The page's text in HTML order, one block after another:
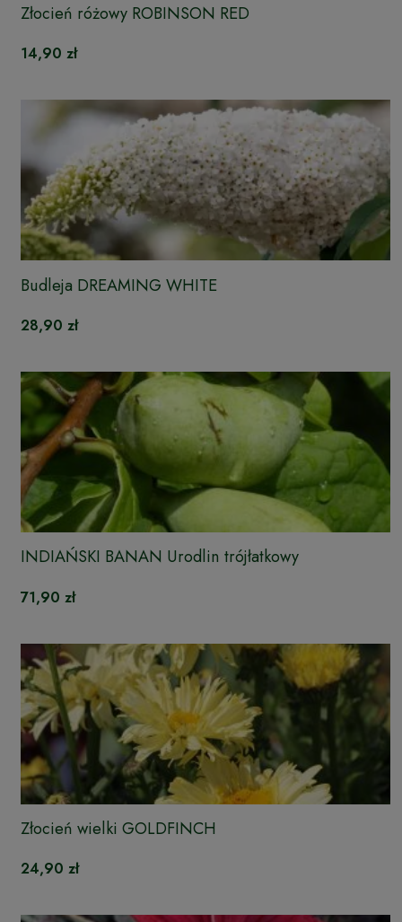
Złocień różowy ROBINSON RED
14,90 zł
Budleja DREAMING WHITE
28,90 zł
INDIAŃSKI BANAN Urodlin trójłatkowy
71,90 zł
Złocień wielki GOLDFINCH
24,90 zł